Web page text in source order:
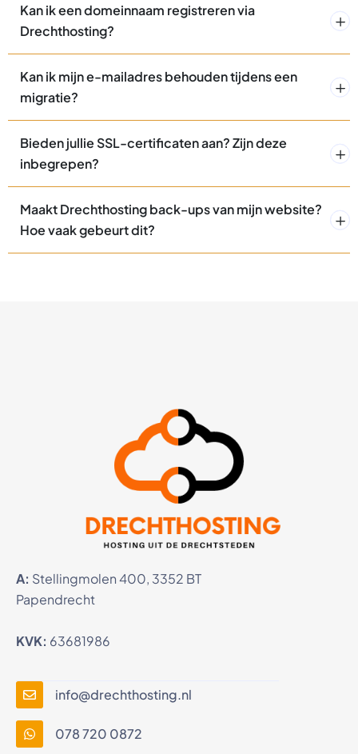
Kan ik een domeinnaam registreren via
Drechthosting?
Kan ik mijn e-mailadres behouden tijdens een
migratie?
Bieden jullie SSL-certificaten aan? Zijn deze
inbegrepen?
Maakt Drechthosting back-ups van mijn website?
Hoe vaak gebeurt dit?
A: Stellingmolen 400, 3352 BT
Papendrecht
KVK: 63681986
info@drechthosting.nl
078 720 0872